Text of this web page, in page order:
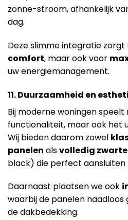
zonne-stroom, afhankelijk
dag.
Deze slimme integratie
comfort, maar ook voor
uw energiemanagement.
11. Duurzaamheid en
Bij moderne woningen speelt
functionaliteit, maar ook het
Wij bieden daarom zowel
panelen alsvolledig
black) die perfect aansluiten
Daarnaast plaatsen we ook
waarbij de panelen
de dakbedekking.